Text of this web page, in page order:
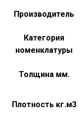
Производитель
Категория
номенклатуры
Толщина мм.
Плотность кг.м3